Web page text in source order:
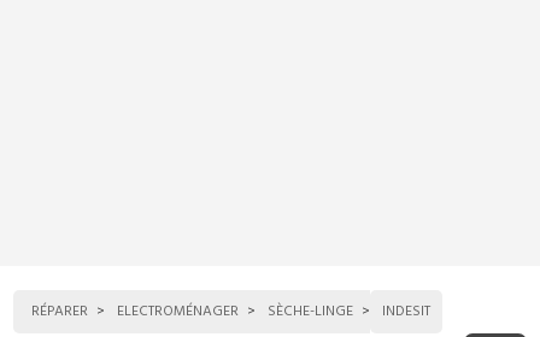
RÉPARER ELECTROMÉNAGER SÈCHE-LINGE INDESIT